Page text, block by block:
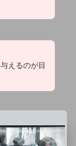
えるのが目